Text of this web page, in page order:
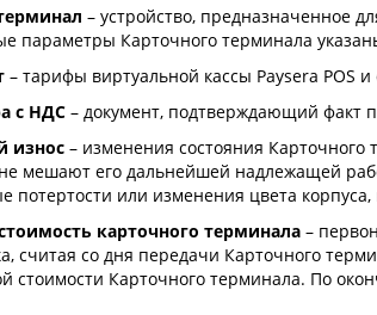
– устройство, предназначенное
параметры Карточного терминала
– тарифы виртуальной кассы Paysera POS
с НДС – документ, подтверждающий факт
износ – изменения состояния Карточного
мешают его дальнейшей надлежащей
потертости или изменения цвета
карточного терминала –
считая со дня передачи Карточного
стоимости Карточного терминала. По